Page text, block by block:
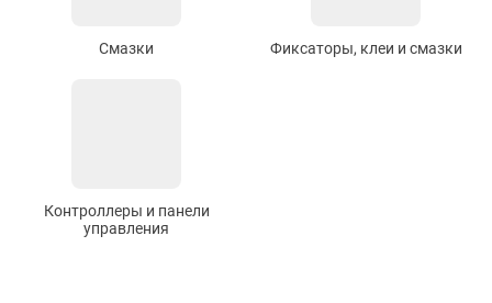
Смазки Фиксаторы, клеи и смазки
Контроллеры и панели
управления